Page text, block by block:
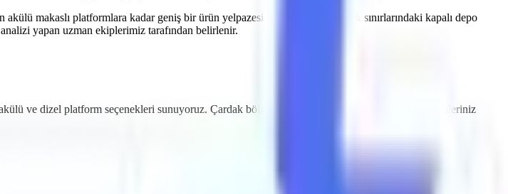
akülü makaslı platformlara kadar geniş bir ürün yelpazesi sunmaktayız.
sınırlarındaki kapalı depo
yapan uzman ekiplerimiz tarafından belirlenir.
ve dizel platform seçenekleri sunuyoruz. Çardak bölgesine özel hızlı teslimat imkanlarımızla işleriniz